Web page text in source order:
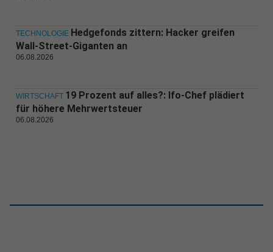
TECHNOLOGIE Hedgefonds zittern: Hacker greifen
Wall-Street-Giganten an
06.08.2026
WIRTSCHAFT 19 Prozent auf alles?: Ifo-Chef plädiert
für höhere Mehrwertsteuer
06.08.2026